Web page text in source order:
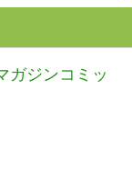
ガジンコミッ